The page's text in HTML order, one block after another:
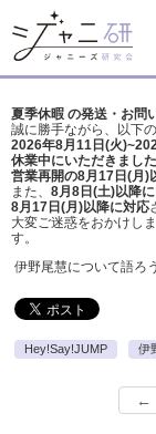
夏季休暇 の発送・お問
誠に勝手ながら、以下
2026年8月11日(火
休業中にいただきまし
営業再開の8月17日(月)
また、 8月8日(土)以降
8月17日(月)以降に対応
大変ご迷惑をおかけしま
す。
伊野尾慧について語ろう
Hey!Say!JUMP 伊
←